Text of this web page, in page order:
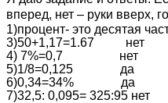
вперед, нет – руки вверх,
1)процент- это десятая
3)50+1,17=1.67 нет
4) 7%=0,7 нет
5)1/8=0,125 да
6)0,34=34% да
7)32,5: 0,095= 325:95 нет